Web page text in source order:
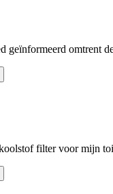
geïnformeerd omtrent
filter voor mijn